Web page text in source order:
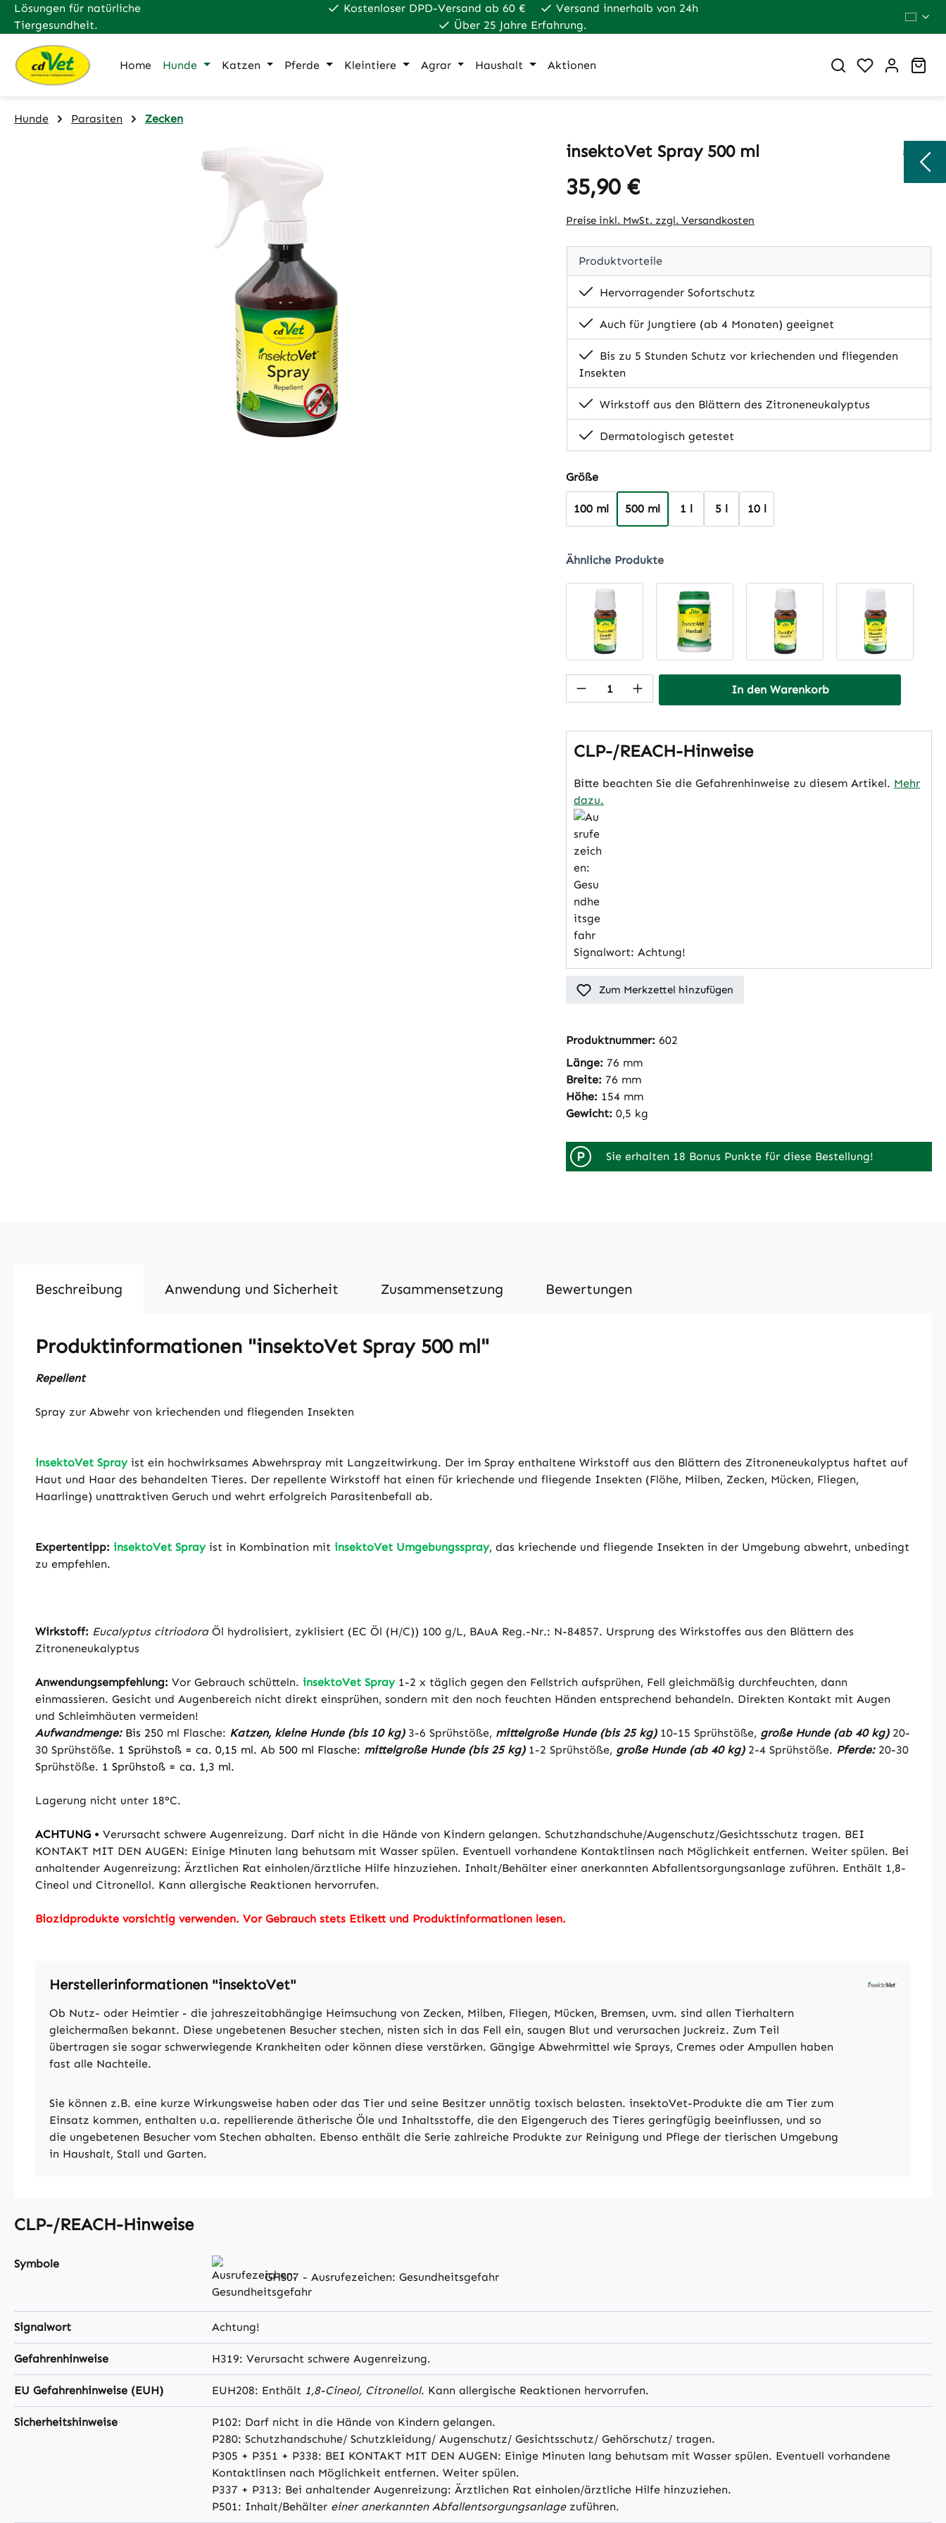
Hauptinhalt springen
Zur Suche springen
Zur Hauptnavigation springen
Lösungen für natürliche
Tiergesundheit.
Kostenloser DPD-Versand ab 60 €
Versand innerhalb von 24h
Über 25 Jahre Erfahrung.
Home Hunde Katzen Pferde Kleintiere Agrar Haushalt Aktionen Du hast 0
Hunde Parasiten Zecken
insektoVet Spray 500 ml
Regulärer Preis:
35,90 €
Preise inkl. MwSt. zzgl. Versandkosten
Produktvorteile
Hervorragender Sofortschutz
Auch für Jungtiere (ab 4 Monaten) geeignet
Bis zu 5 Stunden Schutz vor kriechenden und fliegenden
Insekten
Wirkstoff aus den Blättern des Zitroneneukalyptus
Dermatologisch getestet
Größeauswählen
100 ml 500 ml 1 l 5 l 10 l
Ähnliche Produkte
Produkt Anzahl: Gib den gewünschten Wert
In den Warenkorb
CLP-/REACH-Hinweise
Bitte beachten Sie die Gefahrenhinweise zu diesem Artikel. Mehr
dazu.
Signalwort: Achtung!
Zum Merkzettel hinzufügen
Produktnummer: 602
Länge: 76 mm
Breite: 76 mm
Höhe: 154 mm
Gewicht: 0,5 kg
P Sie erhalten 18 Bonus Punkte für diese Bestellung!
Beschreibung Anwendung und Sicherheit Zusammensetzung Bewertungen
Produktinformationen "insektoVet Spray 500 ml"
Repellent
Spray zur Abwehr von kriechenden und fliegenden Insekten
insektoVet Sprayist ein hochwirksames Abwehrspray mit Langzeitwirkung. Der im Spray enthaltene Wirkstoff aus den Blättern des Zitroneneukalyptus haftet auf
Haut und Haar des behandelten Tieres. Der repellente Wirkstoff hat einen für kriechende und fliegende Insekten (Flöhe, Milben, Zecken, Mücken, Fliegen,
Haarlinge) unattraktiven Geruch und wehrt erfolgreich Parasitenbefall ab.
Expertentipp: insektoVet Sprayist in Kombination mit insektoVet Umgebungsspray, das kriechende und fliegende Insekten in der Umgebung abwehrt, unbedingt
zu empfehlen.
Wirkstoff: Eucalyptus citriodoraÖl hydrolisiert, zyklisiert (EC Öl (H/C)) 100 g/L, BAuA Reg.-Nr.: N-84857. Ursprung des Wirkstoffes aus den Blättern des
Zitroneneukalyptus
Anwendungsempfehlung: Vor Gebrauch schütteln. insektoVet Spray1-2 x täglich gegen den Fellstrich aufsprühen, Fell gleichmäßig durchfeuchten, dann
einmassieren. Gesicht und Augenbereich nicht direkt einsprühen, sondern mit den noch feuchten Händen entsprechend behandeln. Direkten Kontakt mit Augen
und Schleimhäuten vermeiden!
Aufwandmenge: Bis 250 ml Flasche: Katzen, kleine Hunde (bis 10 kg)3-6 Sprühstöße, mittelgroße Hunde (bis 25 kg)10-15 Sprühstöße, große Hunde (ab 40 kg)20-
30 Sprühstöße. 1 Sprühstoß = ca. 0,15 ml. Ab 500 ml Flasche: mittelgroße Hunde (bis 25 kg)1-2 Sprühstöße, große Hunde (ab 40 kg)2-4 Sprühstöße. Pferde:20-30
Sprühstöße. 1 Sprühstoß = ca. 1,3 ml.
Lagerung nicht unter 18°C.
ACHTUNG • Verursacht schwere Augenreizung. Darf nicht in die Hände von Kindern gelangen. Schutzhandschuhe/Augenschutz/Gesichtsschutz tragen. BEI
KONTAKT MIT DEN AUGEN: Einige Minuten lang behutsam mit Wasser spülen. Eventuell vorhandene Kontaktlinsen nach Möglichkeit entfernen. Weiter spülen. Bei
anhaltender Augenreizung: Ärztlichen Rat einholen/ärztliche Hilfe hinzuziehen. Inhalt/Behälter einer anerkannten Abfallentsorgungsanlage zuführen. Enthält 1,8-
Cineol und Citronellol. Kann allergische Reaktionen hervorrufen.
Biozidprodukte vorsichtig verwenden. Vor Gebrauch stets Etikett und Produktinformationen lesen.
Herstellerinformationen "insektoVet"
Ob Nutz- oder Heimtier - die jahreszeitabhängige Heimsuchung von Zecken, Milben, Fliegen, Mücken, Bremsen, uvm. sind allen Tierhaltern
gleichermaßen bekannt. Diese ungebetenen Besucher stechen, nisten sich in das Fell ein, saugen Blut und verursachen Juckreiz. Zum Teil
übertragen sie sogar schwerwiegende Krankheiten oder können diese verstärken. Gängige Abwehrmittel wie Sprays, Cremes oder Ampullen haben
fast alle Nachteile.
Sie können z.B. eine kurze Wirkungsweise haben oder das Tier und seine Besitzer unnötig toxisch belasten. insektoVet-Produkte die am Tier zum
Einsatz kommen, enthalten u.a. repellierende ätherische Öle und Inhaltsstoffe, die den Eigengeruch des Tieres geringfügig beeinflussen, und so
die ungebetenen Besucher vom Stechen abhalten. Ebenso enthält die Serie zahlreiche Produkte zur Reinigung und Pflege der tierischen Umgebung
in Haushalt, Stall und Garten.
CLP-/REACH-Hinweise
Symbole
GHS07 - Ausrufezeichen: Gesundheitsgefahr
Signalwort Achtung!
Gefahrenhinweise H319: Verursacht schwere Augenreizung.
EU Gefahrenhinweise (EUH) EUH208: Enthält 1,8-Cineol, Citronellol. Kann allergische Reaktionen hervorrufen.
Sicherheitshinweise
P102: Darf nicht in die Hände von Kindern gelangen.
P280: Schutzhandschuhe/ Schutzkleidung/ Augenschutz/ Gesichtsschutz/ Gehörschutz/ tragen.
P305 + P351 + P338: BEI KONTAKT MIT DEN AUGEN: Einige Minuten lang behutsam mit Wasser spülen. Eventuell vorhandene
Kontaktlinsen nach Möglichkeit entfernen. Weiter spülen.
P337 + P313: Bei anhaltender Augenreizung: Ärztlichen Rat einholen/ärztliche Hilfe hinzuziehen.
P501: Inhalt/Behälter einer anerkannten Abfallentsorgungsanlagezuführen.